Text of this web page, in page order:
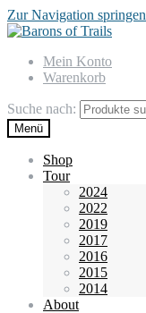
Zur Navigation springen
Mein Konto
Warenkorb
Suche nach:
Menü
Shop
Tour
2024
2022
2019
2017
2016
2015
2014
About